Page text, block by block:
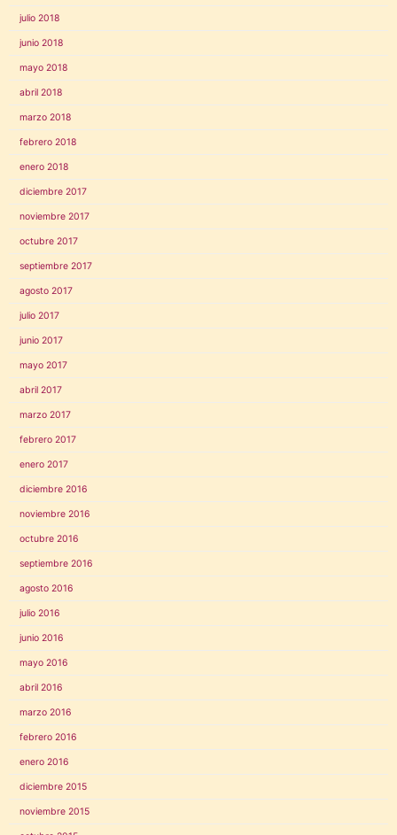
julio 2018
junio 2018
mayo 2018
abril 2018
marzo 2018
febrero 2018
enero 2018
diciembre 2017
noviembre 2017
octubre 2017
septiembre 2017
agosto 2017
julio 2017
junio 2017
mayo 2017
abril 2017
marzo 2017
febrero 2017
enero 2017
diciembre 2016
noviembre 2016
octubre 2016
septiembre 2016
agosto 2016
julio 2016
junio 2016
mayo 2016
abril 2016
marzo 2016
febrero 2016
enero 2016
diciembre 2015
noviembre 2015